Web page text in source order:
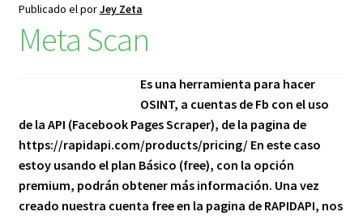
Publicado elporJey Zeta
Meta Scan
Es una herramienta para hacer
OSINT, a cuentas de Fb con el uso
de la API (Facebook Pages Scraper), de la pagina de
https://rapidapi.com/products/pricing/ En este caso
estoy usando el plan Básico (free), con la opción
premium, podrán obtener más información. Una vez
creado nuestra cuenta free en la pagina de RAPIDAPI, nos